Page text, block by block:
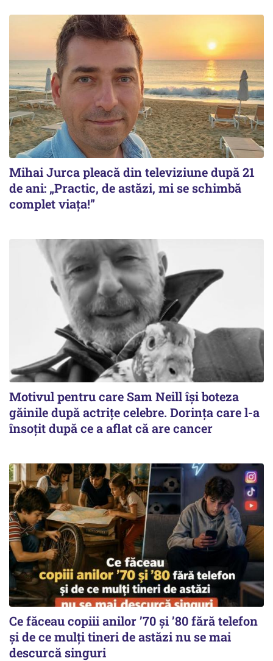
Mihai Jurca pleacă din televiziune după 21
de ani: „Practic, de astăzi, mi se schimbă
complet viața!”
Motivul pentru care Sam Neill își boteza
găinile după actrițe celebre. Dorința care l-a
însoțit după ce a aflat că are cancer
Ce făceau copiii anilor ’70 și ’80 fără telefon
și de ce mulți tineri de astăzi nu se mai
descurcă singuri